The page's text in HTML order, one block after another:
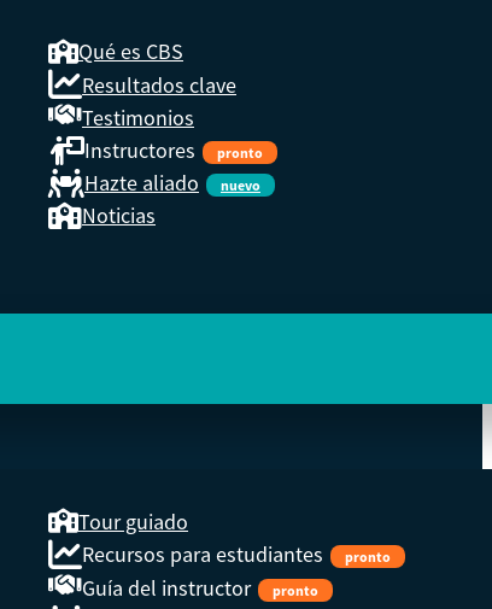
Qué es CBS
Resultados clave
Testimonios
Instructores
pronto
Hazte aliado nuevo
Noticias
Tour guiado
Recursos para estudiantes
pronto
Guía del instructor pronto